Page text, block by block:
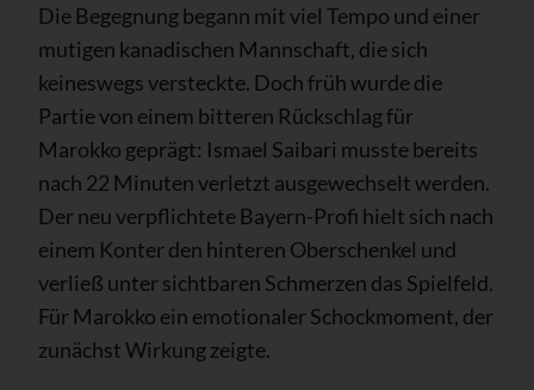
Die Begegnung begann mit viel Tempo und einer
mutigen kanadischen Mannschaft, die sich
keineswegs versteckte. Doch früh wurde die
Partie von einem bitteren Rückschlag für
Marokko geprägt: Ismael Saibari musste bereits
nach 22 Minuten verletzt ausgewechselt werden.
Der neu verpflichtete Bayern-Profi hielt sich nach
einem Konter den hinteren Oberschenkel und
verließ unter sichtbaren Schmerzen das Spielfeld.
Für Marokko ein emotionaler Schockmoment, der
zunächst Wirkung zeigte.